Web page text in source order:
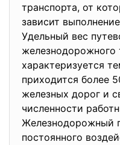
транспорта, от
зависит
Удельный вес
железнодорожного
характеризуется
приходится более
железных дорог и
численности
Железнодорожный
постоянного